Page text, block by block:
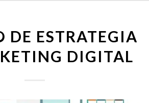
DE ESTRATEGIA
DIGITAL